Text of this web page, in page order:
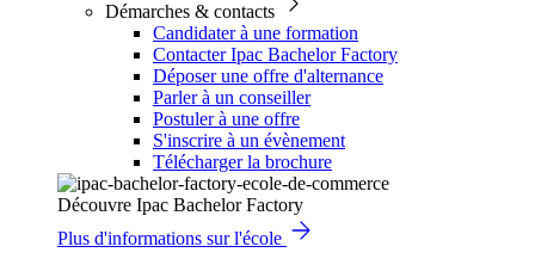
Démarches & contacts
Candidater à une formation
Contacter Ipac Bachelor Factory
Déposer une offre d'alternance
Parler à un conseiller
Postuler à une offre
S'inscrire à un évènement
Télécharger la brochure
Découvre Ipac Bachelor Factory
Plus d'informations sur l'école